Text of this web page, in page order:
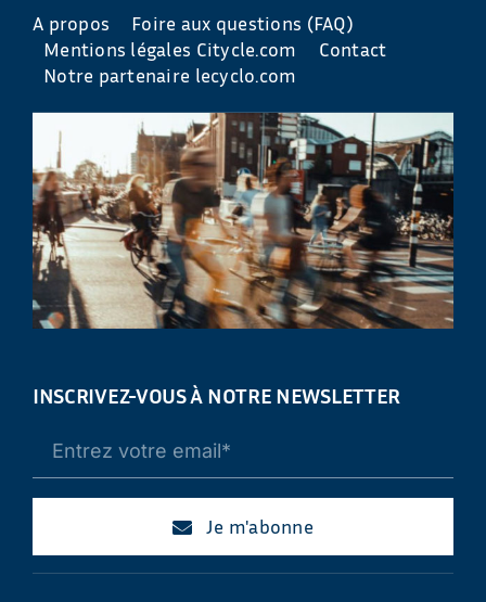
A propos
Foire aux questions (FAQ)
Mentions légales Citycle.com
Contact
Notre partenaire lecyclo.com
INSCRIVEZ-VOUS À NOTRE NEWSLETTER
Je m'abonne